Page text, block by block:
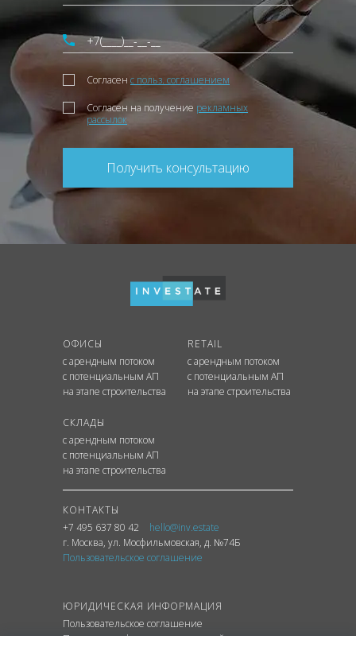
Согласен с польз. соглашением
Согласен на получение рекламных
рассылок
Получить консультацию
ОФИСЫ
с арендным потоком
с потенциальным АП
на этапе строительства
RETAIL
с арендным потоком
с потенциальным АП
на этапе строительства
СКЛАДЫ
с арендным потоком
с потенциальным АП
на этапе строительства
КОНТАКТЫ
+7 495 637 80 42
hello@inv.estate
г. Москва, ул. Мосфильмовская, д. №74Б
Пользовательское соглашение
ЮРИДИЧЕСКАЯ ИНФОРМАЦИЯ
Пользовательское соглашение
Политика конфиденциальности сайта